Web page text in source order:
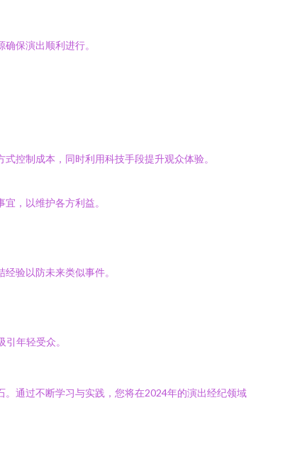
保演出顺利进行。
控制成本，同时利用科技手段提升观众体验。
，以维护各方利益。
验以防未来类似事件。
年轻受众。
通过不断学习与实践，您将在2024年的演出经纪领域